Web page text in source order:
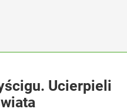
Ucierpieli